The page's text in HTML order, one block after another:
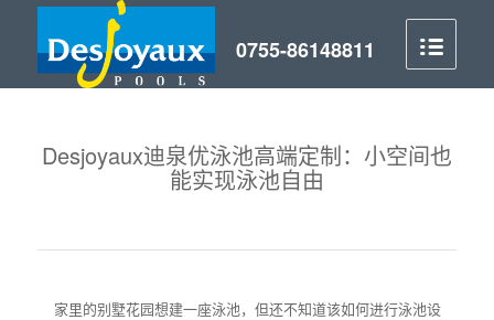
Desjoyaux迪泉优泳池高端定制：小空间也
能实现泳池自由
家里的别墅花园想建一座泳池，但还不知道该如何进行泳池设